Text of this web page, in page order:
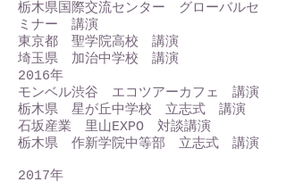
栃木県国際交流センター グローバルセ
ミナー 講演
東京都 聖学院高校 講演
埼玉県 加治中学校 講演
2016年
モンベル渋谷 エコツアーカフェ 講演
栃木県 星が丘中学校 立志式 講演
石坂産業 里山EXPO 対談講演
栃木県 作新学院中等部 立志式 講演
2017年